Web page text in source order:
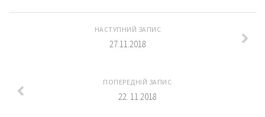
НАСТУПНИЙ ЗАПИС
27.11.2018
ПОПЕРЕДНІЙ ЗАПИС
22. 11.2018